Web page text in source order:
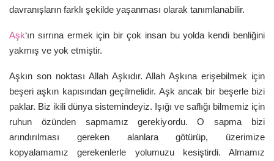
davranışların farklı şekilde yaşanması olarak tanımlanabilir.
Aşk‘ın sırrına ermek için bir çok insan bu yolda kendi benliğini
yakmış ve yok etmiştir.
Aşkın son noktası Allah Aşkıdır. Allah Aşkına erişebilmek için
beşeri aşkın kapısından geçilmelidir. Aşk ancak bir beşerle bizi
paklar. Biz ikili dünya sistemindeyiz. Işığı ve saflığı bilmemiz için
ruhun özünden sapmamız gerekiyordu. O sapma bizi
arındırılması gereken alanlara götürüp, üzerimize
kopyalamamız gerekenlerle yolumuzu kesiştirdi. Almamız